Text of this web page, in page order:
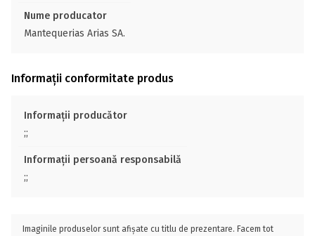
Nume producator
Mantequerias Arias SA.
Informații conformitate produs
Informații producător
;;
Informații persoană responsabilă
;;
Imaginile produselor sunt afișate cu titlu de prezentare. Facem tot